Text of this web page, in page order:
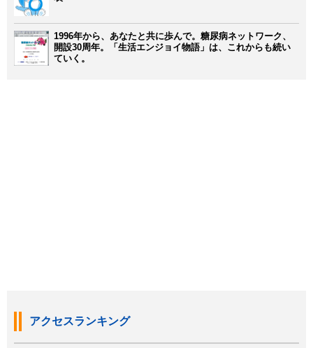
1996年から、あなたと共に歩んで。糖尿病ネットワーク、
開設30周年。「生活エンジョイ物語」は、これからも続い
ていく。
アクセスランキング